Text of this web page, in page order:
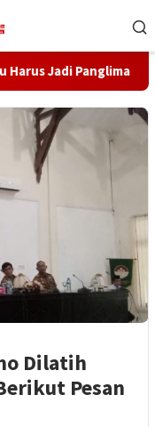
Jadi Panglima
Dilatih
Pesan